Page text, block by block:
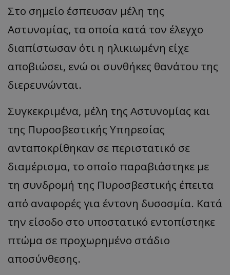
Στο σημείο έσπευσαν μέλη της
Αστυνομίας, τα οποία κατά τον έλεγχο
διαπίστωσαν ότι η ηλικιωμένη είχε
αποβιώσει, ενώ οι συνθήκες θανάτου της
διερευνώνται.
Συγκεκριμένα, μέλη της Αστυνομίας και
της Πυροσβεστικής Υπηρεσίας
ανταποκρίθηκαν σε περιστατικό σε
διαμέρισμα, το οποίο παραβιάστηκε με
τη συνδρομή της Πυροσβεστικής έπειτα
από αναφορές για έντονη δυσοσμία. Κατά
την είσοδο στο υποστατικό εντοπίστηκε
πτώμα σε προχωρημένο στάδιο
αποσύνθεσης.